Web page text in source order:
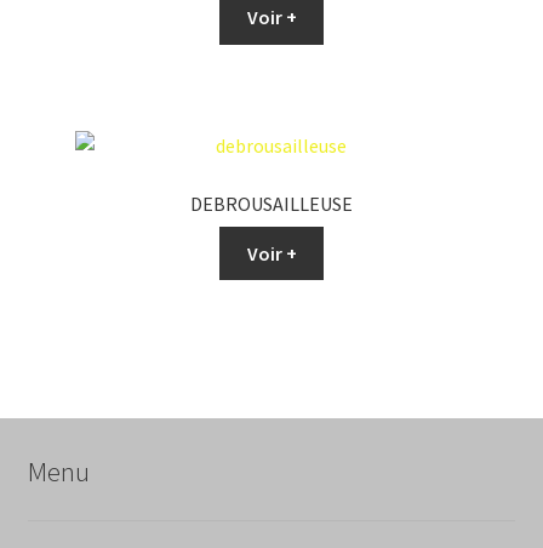
Voir +
DEBROUSAILLEUSE
Voir +
Menu